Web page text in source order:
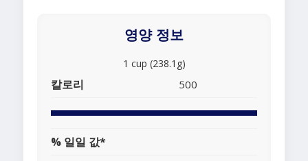
영양 정보
1 cup (238.1g)
칼로리 500
% 일일 값*